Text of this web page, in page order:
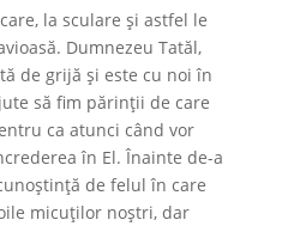
la sculare și astfel le
Dumnezeu Tatăl,
de grijă și este cu noi în
să fim părinții de care
ca atunci când vor
în El. Înainte de-a
de felul în care
micuților noștri, dar